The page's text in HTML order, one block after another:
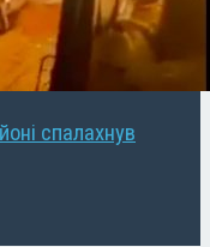
спалахнув